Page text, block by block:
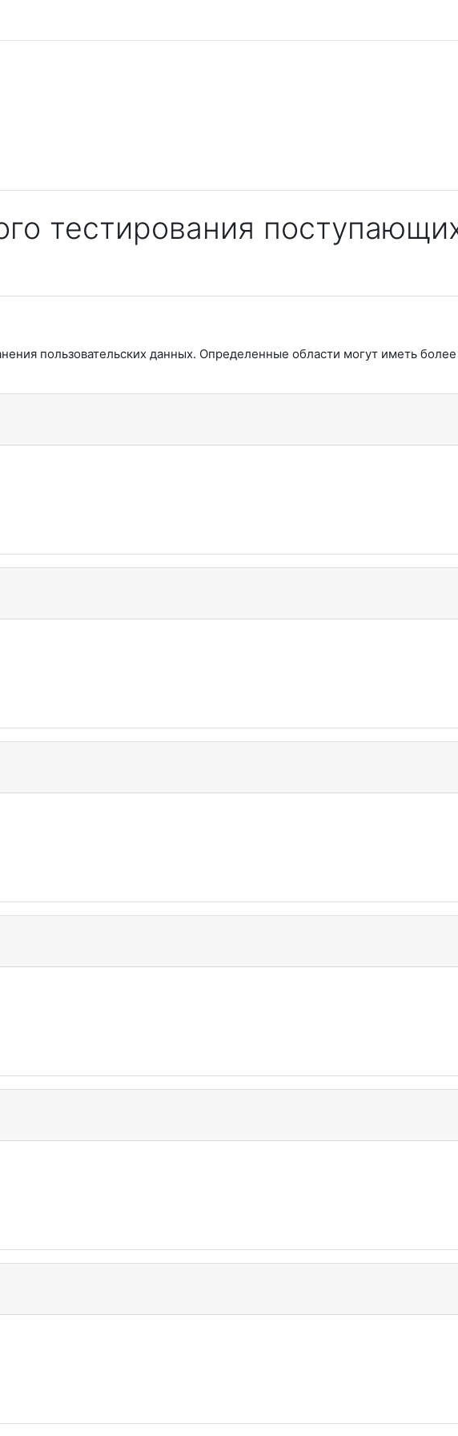
тестирования
пользовательских данных. Определенные области могут иметь